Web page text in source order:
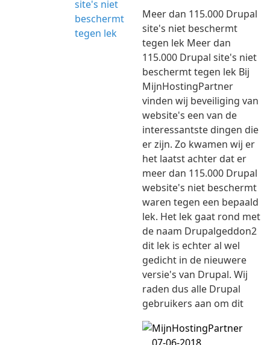
Meer dan 115.000 Drupal
site's niet beschermt
tegen lek Meer dan
115.000 Drupal site's niet
beschermt tegen lek Bij
MijnHostingPartner
vinden wij beveiliging van
website's een van de
interessantste dingen die
er zijn. Zo kwamen wij er
het laatst achter dat er
meer dan 115.000 Drupal
website's niet beschermt
waren tegen een bepaald
lek. Het lek gaat rond met
de naam Drupalgeddon2
dit lek is echter al wel
gedicht in de nieuwere
versie's van Drupal. Wij
raden dus alle Drupal
gebruikers aan om dit